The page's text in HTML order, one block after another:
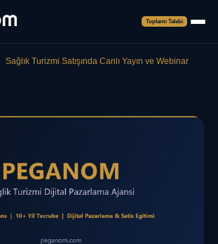
Toplantı Talebi
Sağlık Turizmi Satışında Canlı Yayın ve Webinar